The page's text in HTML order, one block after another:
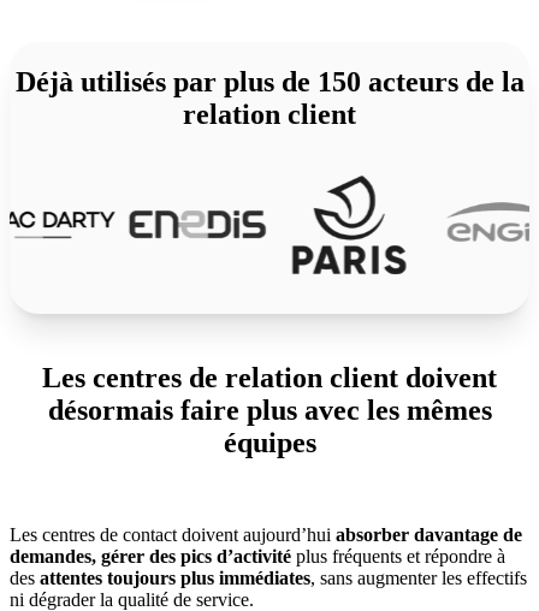
Déjà utilisés par plus de 150 acteurs de la
relation client
Les centres de relation client doivent
désormais faire plus avec les mêmes
équipes
Les centres de contact doivent aujourd’hui absorber davantage de
demandes, gérer des pics d’activité plus fréquents et répondre à
des attentes toujours plus immédiates, sans augmenter les effectifs
ni dégrader la qualité de service.